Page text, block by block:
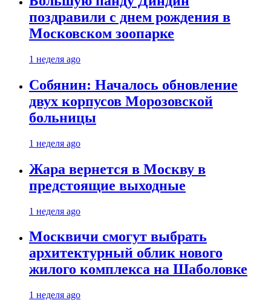
поздравили с днем рождения в
Московском зоопарке
1 неделя ago
Собянин: Началось обновление
двух корпусов Морозовской
больницы
1 неделя ago
Жара вернется в Москву в
предстоящие выходные
1 неделя ago
Москвичи смогут выбрать
архитектурный облик нового
жилого комплекса на Шаболовке
1 неделя ago